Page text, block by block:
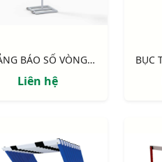
BẢNG BÁO SỐ VÒNG CHẠY
Liên hệ